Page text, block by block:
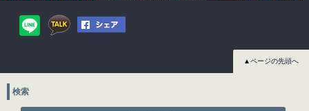
▲ページの先頭へ
検索